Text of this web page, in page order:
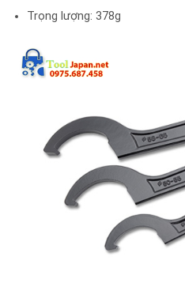
Trọng lượng: 378g